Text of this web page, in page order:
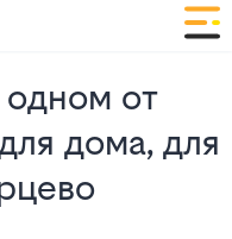
от
дома, для